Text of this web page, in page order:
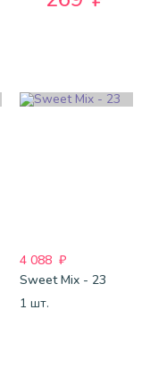
4 088 ₽
Sweet Mix - 23
1 шт.